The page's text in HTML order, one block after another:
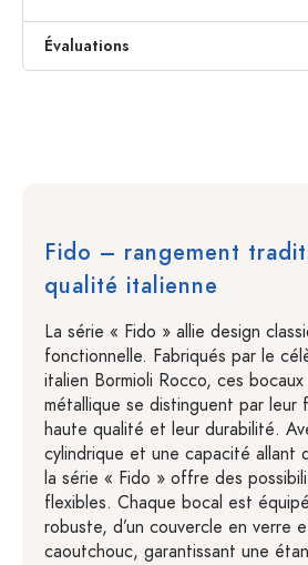
Évaluations
Fido – rangement
qualité italienne
La série « Fido » allie design
fonctionnelle. Fabriqués par le
italien Bormioli Rocco, ces
métallique se distinguent par leur
haute qualité et leur durabilité.
cylindrique et une capacité allant
la série « Fido » offre des
flexibles. Chaque bocal est
robuste, d’un couvercle en verre
caoutchouc, garantissant une